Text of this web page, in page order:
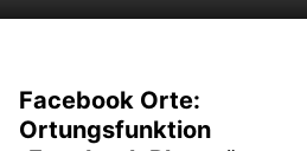
Facebook Orte:
Ortungsfunktion